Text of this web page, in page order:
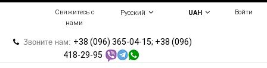
Войти
UAH
Русский
Свяжитесь с
нами
Звоните нам: +38 (096) 365-04-15; +38 (096)
418-29-95